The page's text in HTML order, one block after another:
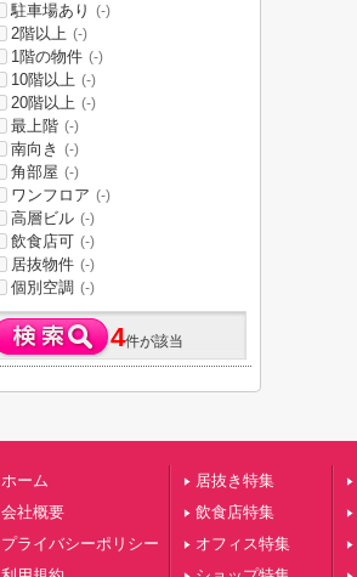
駐車場あり (-)
2階以上 (-)
1階の物件 (-)
10階以上 (-)
20階以上 (-)
最上階 (-)
南向き (-)
角部屋 (-)
ワンフロア (-)
高層ビル (-)
飲食店可 (-)
居抜物件 (-)
個別空調 (-)
4件が該当
ホーム
会社概要
プライバシーポリシー
居抜き特集
飲食店特集
オフィス特集